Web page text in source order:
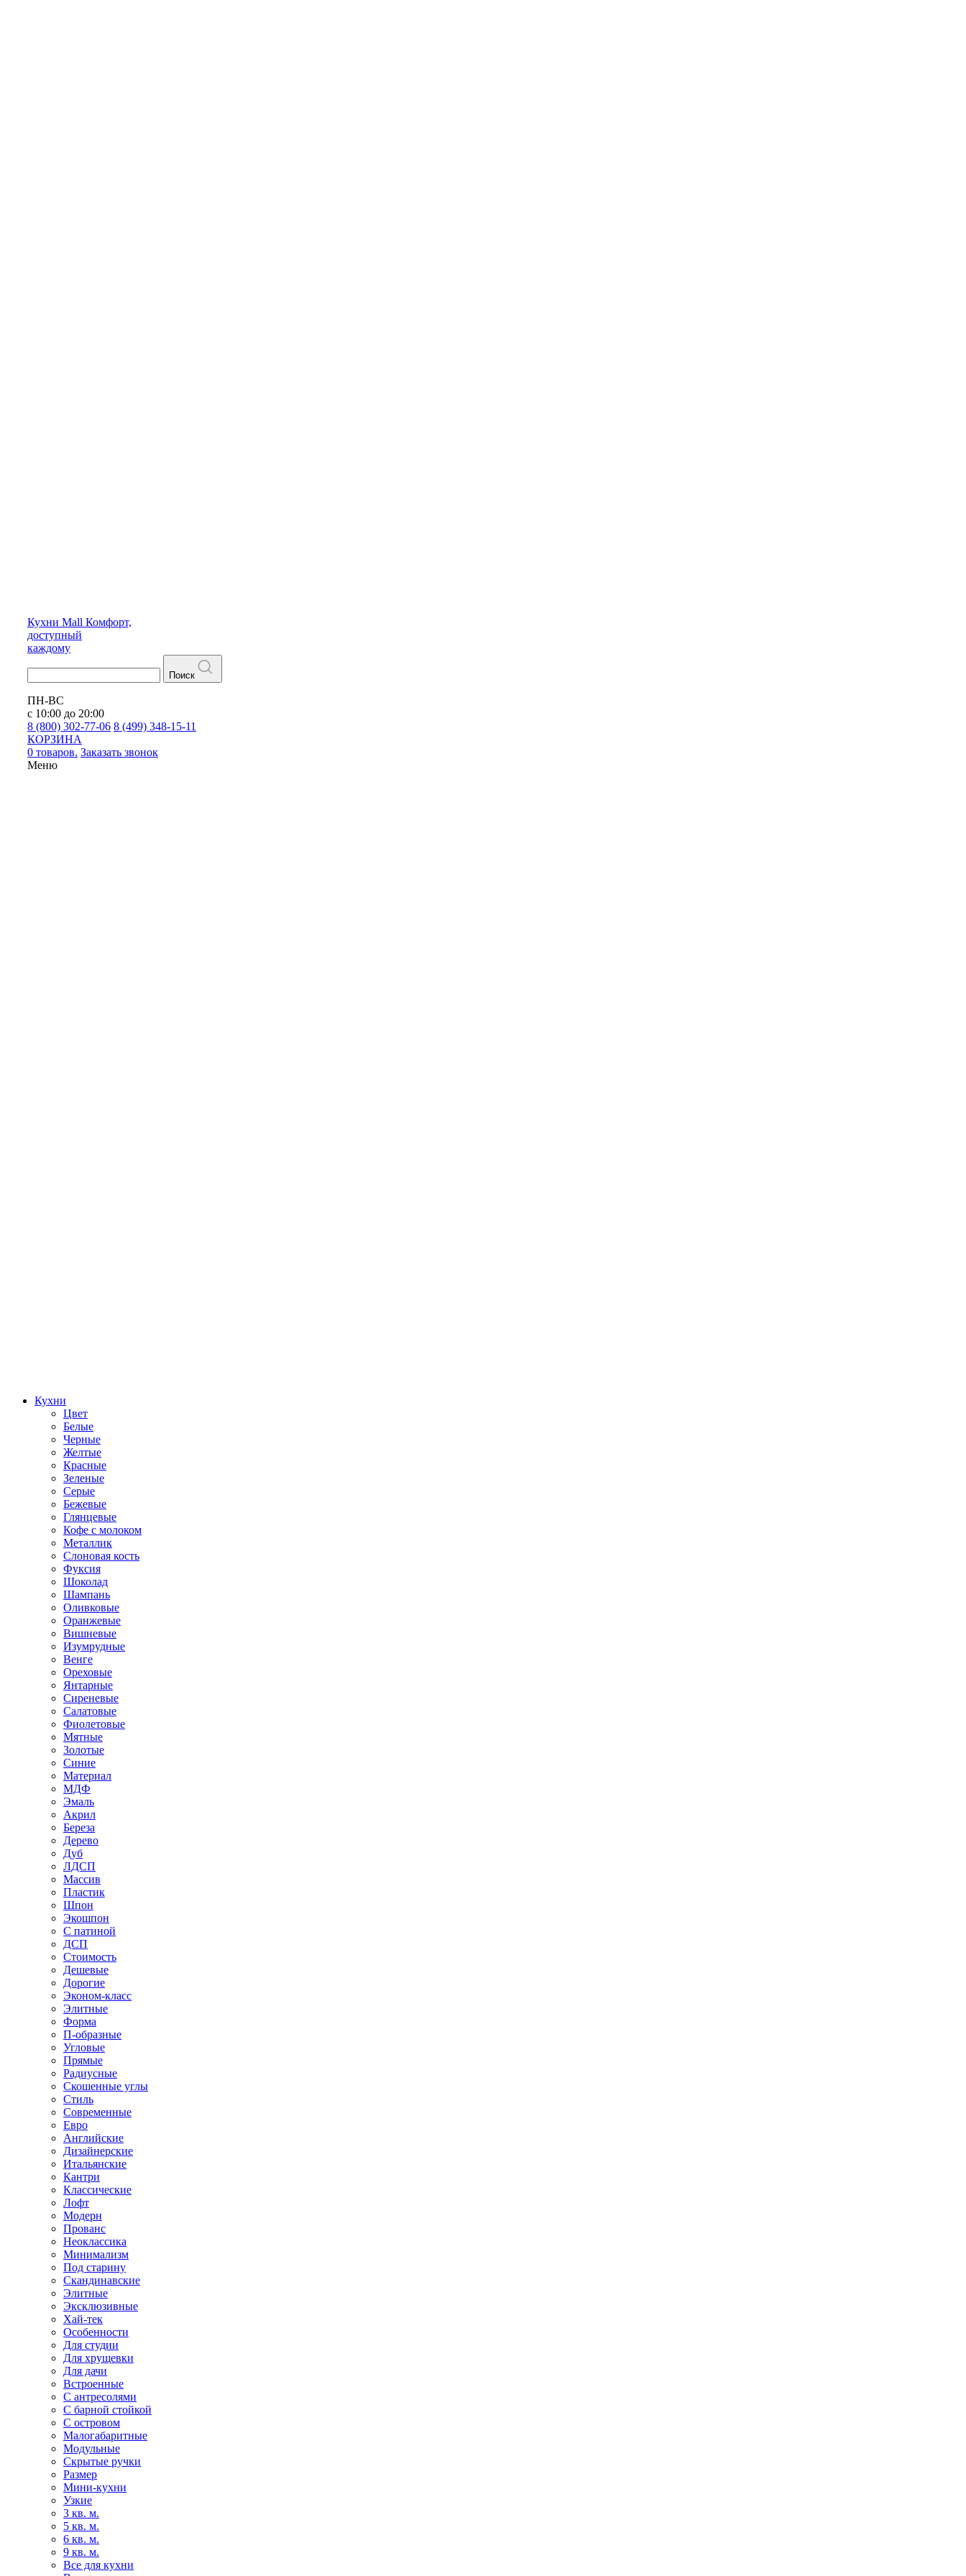
Кухни Mall Комфорт,
доступный
каждому
Поиск
ПН-ВС
с 10:00 до 20:00
8 (800) 302-77-06 8 (499) 348-15-11
КОРЗИНА
0 товаров. Заказать звонок
Меню
Кухни
Цвет
Белые
Черные
Желтые
Красные
Зеленые
Серые
Бежевые
Глянцевые
Кофе с молоком
Металлик
Слоновая кость
Фуксия
Шоколад
Шампань
Оливковые
Оранжевые
Вишневые
Изумрудные
Венге
Ореховые
Янтарные
Сиреневые
Салатовые
Фиолетовые
Мятные
Золотые
Синие
Материал
МДФ
Эмаль
Акрил
Береза
Дерево
Дуб
ЛДСП
Массив
Пластик
Шпон
Экошпон
С патиной
ДСП
Стоимость
Дешевые
Дорогие
Эконом-класс
Элитные
Форма
П-образные
Угловые
Прямые
Радиусные
Скошенные углы
Стиль
Современные
Евро
Английские
Дизайнерские
Итальянские
Кантри
Классические
Лофт
Модерн
Прованс
Неоклассика
Минимализм
Под старину
Скандинавские
Элитные
Эксклюзивные
Хай-тек
Особенности
Для студии
Для хрущевки
Для дачи
Встроенные
С антресолями
С барной стойкой
С островом
Малогабаритные
Модульные
Скрытые ручки
Размер
Мини-кухни
Узкие
3 кв. м.
5 кв. м.
6 кв. м.
9 кв. м.
Все для кухни